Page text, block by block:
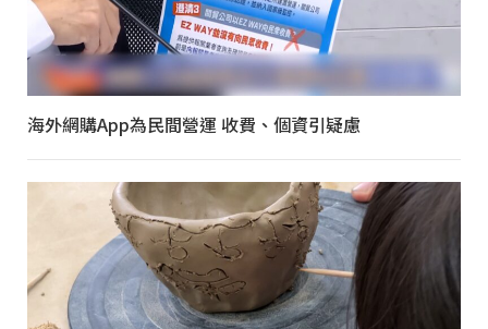
海外網購App為民間營運 收費、個資引疑慮